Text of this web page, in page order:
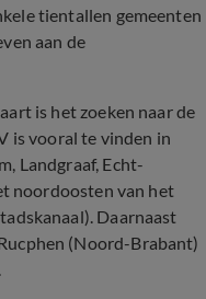
tientallen gemeenten
aan de
is het zoeken naar de
is vooral te vinden in
Landgraaf, Echt-
noordoosten van het
Daarnaast
(Noord-Brabant)